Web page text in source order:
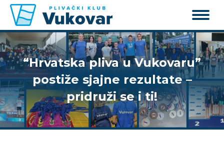
“Hrvatska pliva u Vukovaru”
postiže sjajne rezultate –
pridruži se i ti!